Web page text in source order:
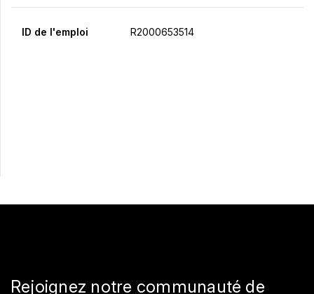
ID de l'emploi R2000653514
Rejoignez notre communauté de